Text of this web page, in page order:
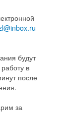
будут
в
после
за